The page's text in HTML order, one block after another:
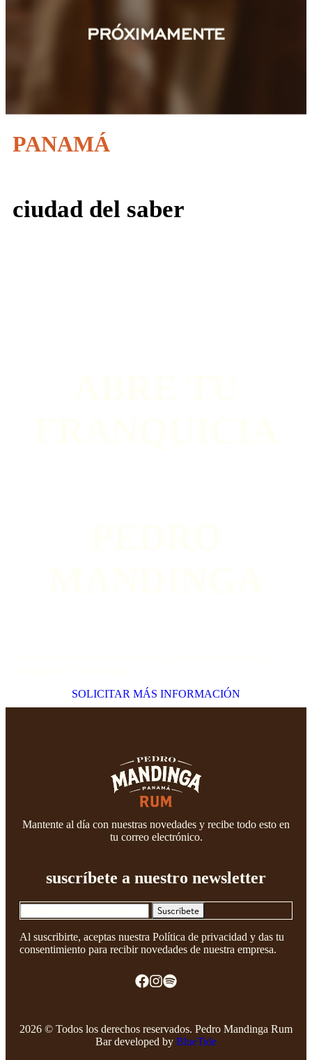
PANAMÁ
ciudad del saber
SOLICITAR MÁS INFORMACIÓN
Mantente al día con nuestras novedades y recibe todo esto en
tu correo electrónico.
suscríbete a nuestro newsletter
Suscríbete
Al suscribirte, aceptas nuestra Política de privacidad y das tu
consentimiento para recibir novedades de nuestra empresa.
2026 © Todos los derechos reservados. Pedro Mandinga Rum
Bar developed by BlueTide